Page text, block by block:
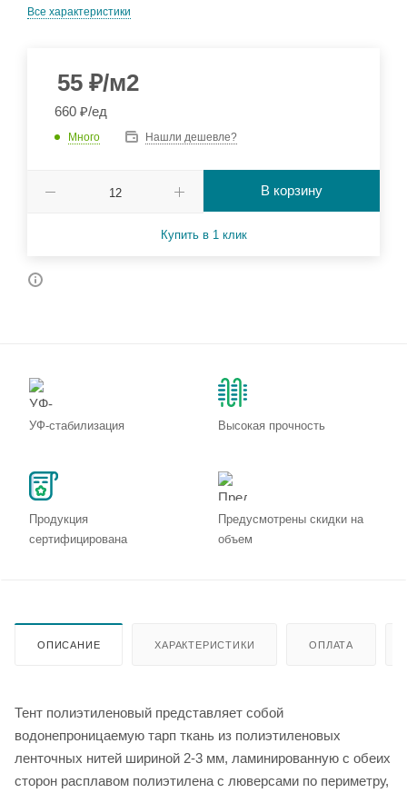
Все характеристики
55 ₽/м2
660 ₽/ед
Много Нашли дешевле?
В корзину
Купить в 1 клик
УФ-стабилизация Высокая прочность
Продукция
сертифицирована
Предусмотрены скидки на
объем
ОПИСАНИЕ ХАРАКТЕРИСТИКИ ОПЛАТА
Тент полиэтиленовый представляет собой
водонепроницаемую тарп ткань из полиэтиленовых
ленточных нитей шириной 2-3 мм, ламинированную с обеих
сторон расплавом полиэтилена с люверсами по периметру,